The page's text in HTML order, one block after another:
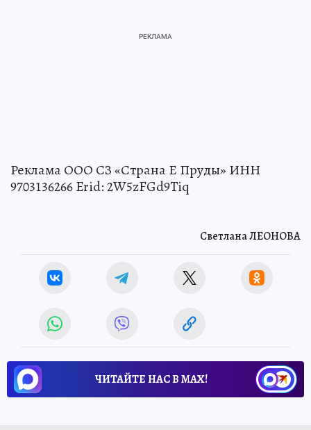
Реклама ООО СЗ «Страна Е Пруды» ИНН
9703136266 Erid: 2W5zFGd9Tiq
Светлана ЛЕОНОВА
ЧИТАЙТЕ НАС В МАХ!